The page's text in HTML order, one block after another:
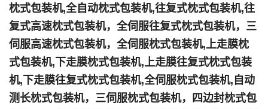
枕式包装机,全自动枕式包装机,往复式枕式包装机,往
复式高速枕式包装机，全伺服往复式枕式包装机，三
伺服高速枕式包装机，全伺服枕式包装机,上走膜枕
式包装机,下走膜枕式包装机,上走膜往复式枕式包装
机,下走膜往复式枕式包装机,全伺服枕式包装机,自动
测长枕式包装机，三伺服枕式包装机，四边封枕式包